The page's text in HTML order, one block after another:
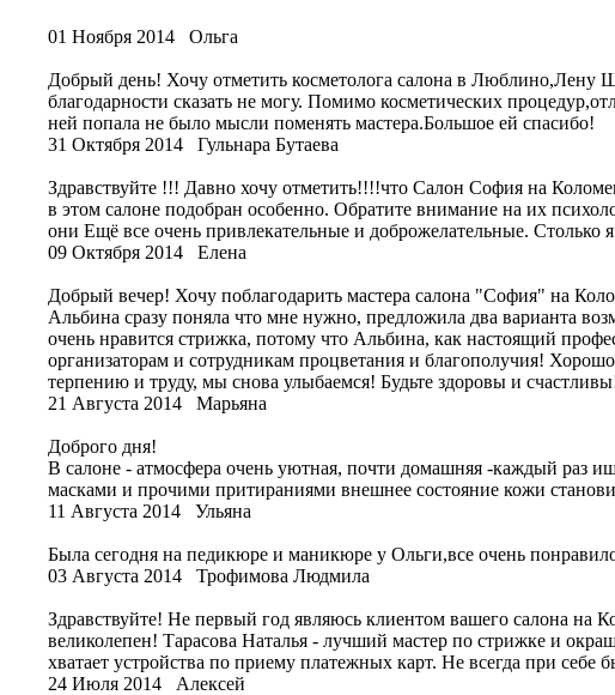
01 Ноября 2014 Ольга
Добрый день! Хочу отметить косметолога салона в Люблино,Лену
благодарности сказать не могу. Помимо косметических
ней попала не было мысли поменять мастера.Большое ей спасибо!
31 Октября 2014 Гульнара Бутаева
Здравствуйте !!! Давно хочу отметить!!!!что Салон София на
в этом салоне подобран особенно. Обратите внимание на их
они Ещё все очень привлекательные и доброжелательные.
09 Октября 2014 Елена
Добрый вечер! Хочу поблагодарить мастера салона "София" на
Альбина сразу поняла что мне нужно, предложила два варианта
очень нравится стрижка, потому что Альбина, как настоящий
организаторам и сотрудникам процветания и благополучия!
терпению и труду, мы снова улыбаемся! Будьте здоровы и
21 Августа 2014 Марьяна
Доброго дня!
В салоне - атмосфера очень уютная, почти домашняя -каждый раз
масками и прочими притираниями внешнее состояние кожи
11 Августа 2014 Ульяна
Была сегодня на педикюре и маникюре у Ольги,все очень
03 Августа 2014 Трофимова Людмила
Здравствуйте! Не первый год являюсь клиентом вашего салона на
великолепен! Тарасова Наталья - лучший мастер по стрижке и
хватает устройства по приему платежных карт. Не всегда при
24 Июля 2014 Алексей